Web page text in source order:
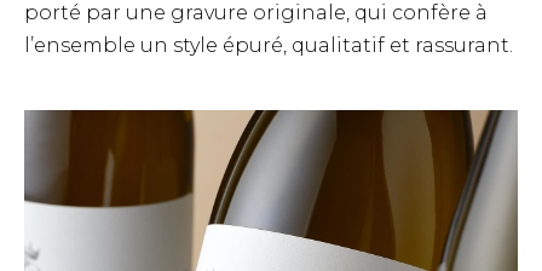
porté par une gravure originale, qui confère à
l’ensemble un style épuré, qualitatif et rassurant.